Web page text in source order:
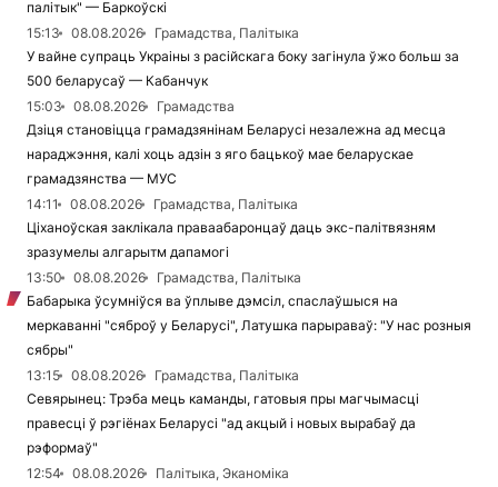
палітык" — Баркоўскі
15:13
08.08.2026
Грамадства, Палітыка
У вайне супраць Украіны з расійскага боку загінула ўжо больш за
500 беларусаў — Кабанчук
15:03
08.08.2026
Грамадства
Дзіця становіцца грамадзянінам Беларусі незалежна ад месца
нараджэння, калі хоць адзін з яго бацькоў мае беларускае
грамадзянства — МУС
14:11
08.08.2026
Грамадства, Палітыка
Ціханоўская заклікала праваабаронцаў даць экс-палітвязням
зразумелы алгарытм дапамогі
13:50
08.08.2026
Грамадства, Палітыка
Бабарыка ўсумніўся ва ўплыве дэмсіл, спаслаўшыся на
меркаванні "сяброў у Беларусі", Латушка парыраваў: "У нас розныя
сябры"
13:15
08.08.2026
Грамадства, Палітыка
Севярынец: Трэба мець каманды, гатовыя пры магчымасці
правесці ў рэгіёнах Беларусі "ад акцый і новых вырабаў да
рэформаў"
12:54
08.08.2026
Палітыка, Эканоміка